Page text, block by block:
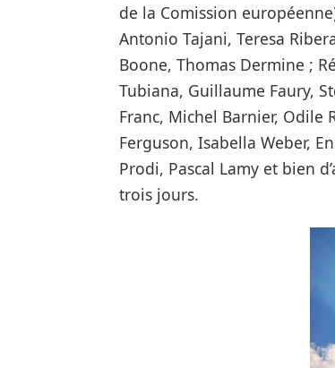
de la Comission
Antonio Tajani, Teresa
Boone, Thomas Dermine ;
Tubiana, Guillaume Faury,
Franc, Michel Barnier, Odile
Ferguson, Isabella Weber,
Prodi, Pascal Lamy et bien
trois jours.